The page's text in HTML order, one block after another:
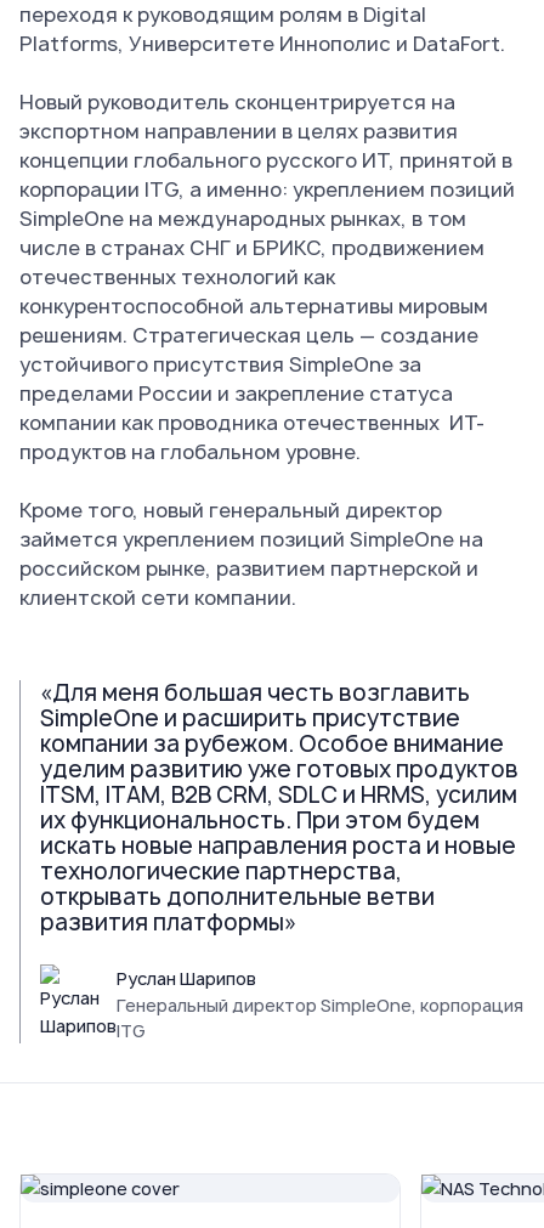
переходя к руководящим ролям в Digital
Platforms, Университете Иннополис и DataFort.
Новый руководитель сконцентрируется на
экспортном направлении в целях развития
концепции глобального русского ИТ, принятой в
корпорации ITG, а именно: укреплением позиций
SimpleOne на международных рынках, в том
числе в странах СНГ и БРИКС, продвижением
отечественных технологий как
конкурентоспособной альтернативы мировым
решениям. Стратегическая цель — создание
устойчивого присутствия SimpleOne за
пределами России и закрепление статуса
компании как проводника отечественных ИТ-
продуктов на глобальном уровне.
Кроме того, новый генеральный директор
займется укреплением позиций SimpleOne на
российском рынке, развитием партнерской и
клиентской сети компании.
«Для меня большая честь возглавить
SimpleOne и расширить присутствие
компании за рубежом. Особое внимание
уделим развитию уже готовых продуктов
ITSM, ITAM, B2B CRM, SDLC и HRMS, усилим
их функциональность. При этом будем
искать новые направления роста и новые
технологические партнерства,
открывать дополнительные ветви
развития платформы»
Руслан Шарипов
Генеральный директор SimpleOne, корпорация
ITG